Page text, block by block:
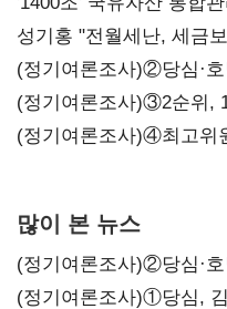
구조혁신
성기홍 "전월세난, 세금
시사
(정기여론조사)②당심·
(정기여론조사)③2순위,
'한 자릿수'
(정기여론조사)④최고위
많이 본 뉴스
(정기여론조사)②당심·
(정기여론조사)①당심,